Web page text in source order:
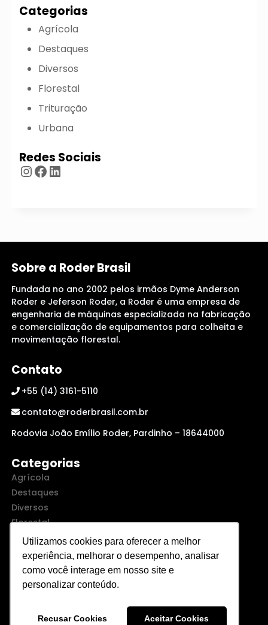
Utilizamos cookies para oferecer a melhor
experiência, melhorar o desempenho, analisar
como você interage em nosso site e
personalizar conteúdo.
Recusar Cookies Aceitar Cookies
Categorias
Agrícola
Destaques
Diversos
Florestal
Trituração
Urbana
Redes Sociais
Instagram
Facebook
LinkedIn
Sobre a Roder Brasil
Fundada no ano 2002 pelos irmãos Dyme Anderson
Roder e Jeferson Roder, a Roder é uma empresa de
engenharia de máquinas especializada na fabricação
e comercialização de equipamentos para colheita e
movimentação florestal.
Contato
+55 (14) 3161-5110
contato@roderbrasil.com.br
Rodovia João Emílio Roder, Pardinho – 18644000
Categorias
Agrícola
Destaques
Diversos
Florestal
Trituração
Urbana